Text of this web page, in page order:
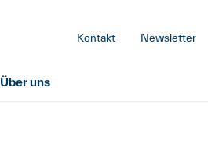
Kontakt Newsletter
Über uns